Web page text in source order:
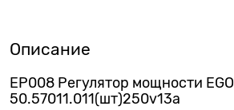
Описание
EP008 Регулятор мощности EGO
50.57011.011(шт)250v13a